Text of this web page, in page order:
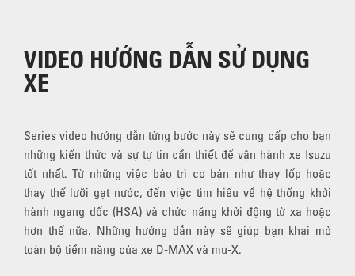
VIDEO HƯỚNG DẪN SỬ DỤNG
XE
Series video hướng dẫn từng bước này sẽ cung cấp cho bạn
những kiến thức và sự tự tin cần thiết để vận hành xe Isuzu
tốt nhất. Từ những việc bảo trì cơ bản như thay lốp hoặc
thay thế lưỡi gạt nước, đến việc tìm hiểu về hệ thống khởi
hành ngang dốc (HSA) và chức năng khởi động từ xa hoặc
hơn thế nữa. Những hướng dẫn này sẽ giúp bạn khai mở
toàn bộ tiềm năng của xe D-MAX và mu-X.